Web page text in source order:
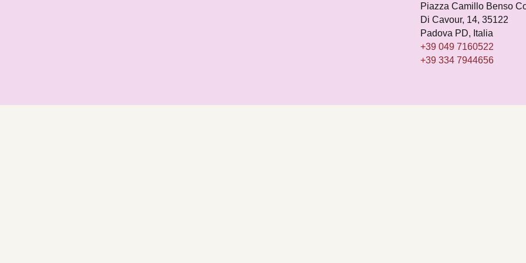
Piazza Camillo Benso
Di Cavour, 14, 35122
Padova PD, Italia
+39 049 7160522
+39 334 7944656